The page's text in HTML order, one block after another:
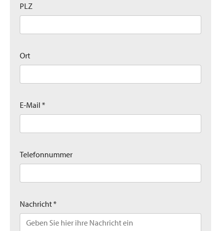
PLZ
Ort
E-Mail *
Telefonnummer
Nachricht *